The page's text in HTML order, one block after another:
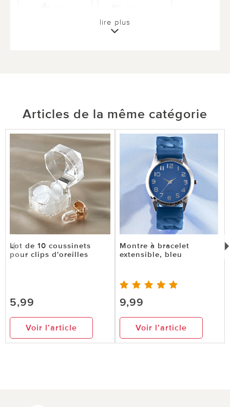
lire plus
Articles de la même catégorie
Lot de 10 coussinets
pour clips d'oreilles
5,99
Voir l’article
Montre à bracelet
extensible, bleu
9,99
Voir l’article